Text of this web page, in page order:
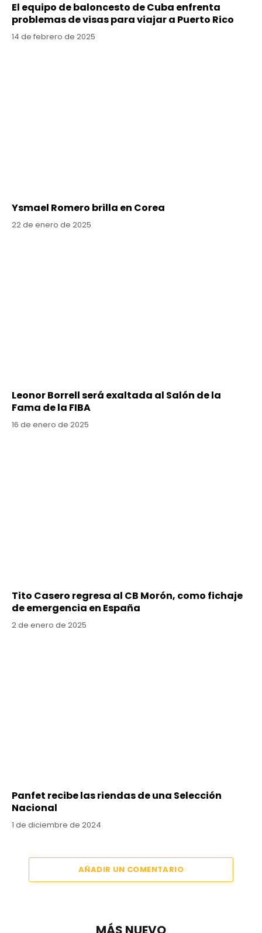
El equipo de baloncesto de Cuba enfrenta
problemas de visas para viajar a Puerto Rico
14 de febrero de 2025
Ysmael Romero brilla en Corea
22 de enero de 2025
Leonor Borrell será exaltada al Salón de la
Fama de la FIBA
16 de enero de 2025
Tito Casero regresa al CB Morón, como fichaje
de emergencia en España
2 de enero de 2025
Panfet recibe las riendas de una Selección
Nacional
1 de diciembre de 2024
AÑADIR UN COMENTARIO